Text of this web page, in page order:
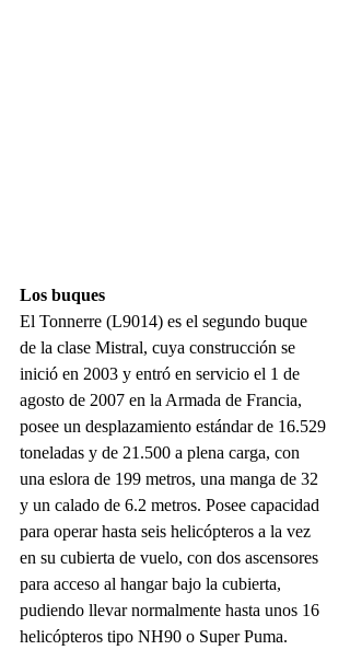
Los buques
El Tonnerre (L9014) es el segundo buque
de la clase Mistral, cuya construcción se
inició en 2003 y entró en servicio el 1 de
agosto de 2007 en la Armada de Francia,
posee un desplazamiento estándar de 16.529
toneladas y de 21.500 a plena carga, con
una eslora de 199 metros, una manga de 32
y un calado de 6.2 metros. Posee capacidad
para operar hasta seis helicópteros a la vez
en su cubierta de vuelo, con dos ascensores
para acceso al hangar bajo la cubierta,
pudiendo llevar normalmente hasta unos 16
helicópteros tipo NH90 o Super Puma.